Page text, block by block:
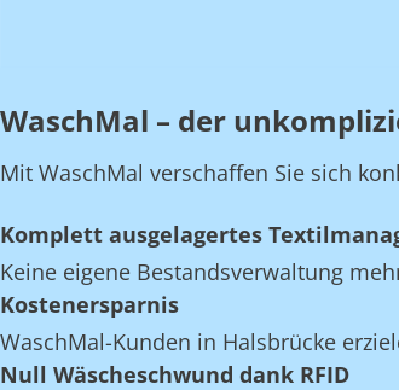
WaschMal – der
Mit WaschMal verschaffen Sie sich
Komplett ausgelagertes
Keine eigene Bestandsverwaltung
Kostenersparnis
WaschMal-Kunden in Halsbrücke
Null Wäscheschwund dank RFID